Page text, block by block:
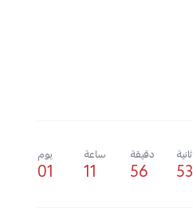
52
ثانية
56
دقيقة
11
ساعة
01
يوم